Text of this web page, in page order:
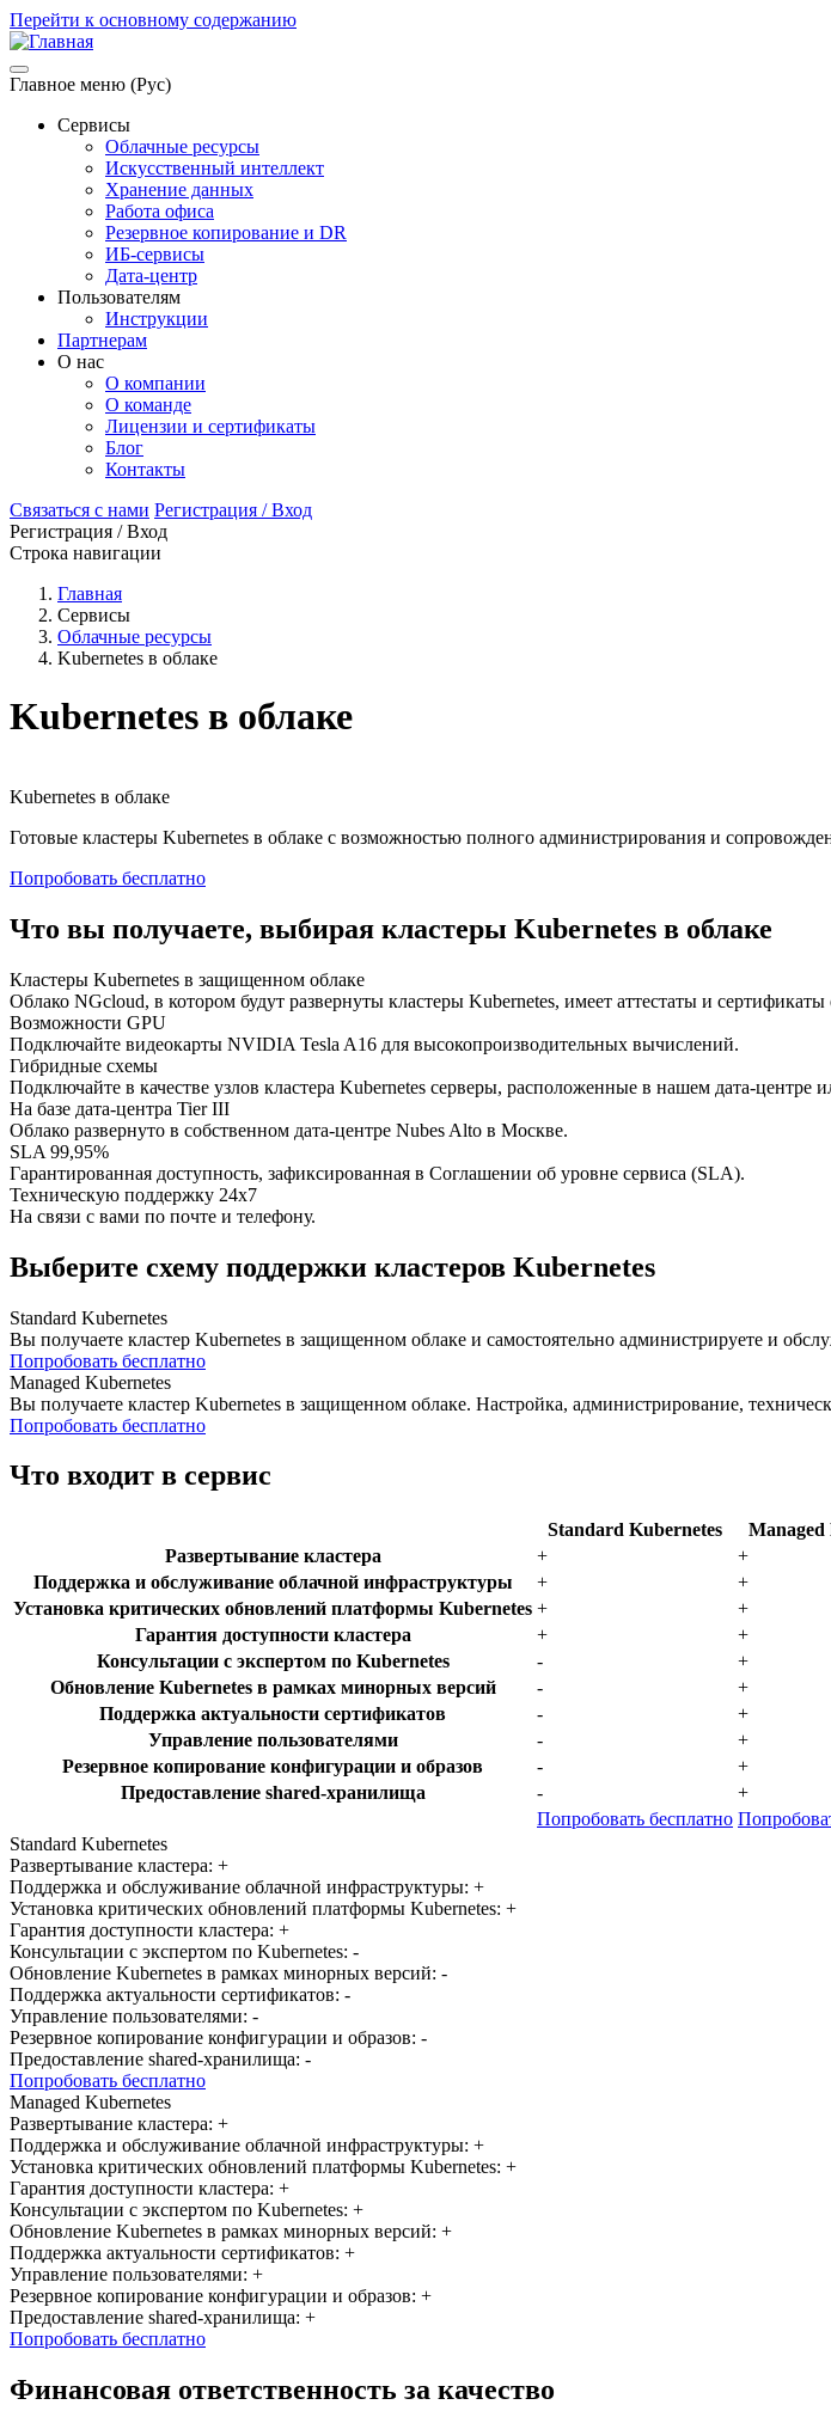
Перейти к основному содержанию
Главное меню (Рус)
Сервисы
Облачные ресурсы
Искусственный интеллект
Хранение данных
Работа офиса
Резервное копирование и DR
ИБ-сервисы
Дата-центр
Пользователям
Инструкции
Партнерам
О нас
О компании
О команде
Лицензии и сертификаты
Блог
Контакты
Связаться с нами Регистрация / Вход
Регистрация / Вход
Строка навигации
Главная
Сервисы
Облачные ресурсы
Kubernetes в облаке
Kubernetes в облаке
Kubernetes в облаке
Готовые кластеры Kubernetes в облаке с возможностью полного администрирования и
Попробовать бесплатно
Что вы получаете, выбирая кластеры Kubernetes в облаке
Кластеры Kubernetes в защищенном облаке
Облако NGcloud, в котором будут развернуты кластеры Kubernetes, имеет аттестаты и
Возможности GPU
Подключайте видеокарты NVIDIA Tesla A16 для высокопроизводительных вычислений.
Гибридные схемы
Подключайте в качестве узлов кластера Kubernetes серверы, расположенные в нашем дата-центре
На базе дата-центра Tier III
Облако развернуто в собственном дата-центре Nubes Alto в Москве.
SLA 99,95%
Гарантированная доступность, зафиксированная в Соглашении об уровне сервиса (SLA).
Техническую поддержку 24х7
На связи с вами по почте и телефону.
Выберите схему поддержки кластеров Kubernetes
Standard Kubernetes
Вы получаете кластер Kubernetes в защищенном облаке и самостоятельно администрируете и
Попробовать бесплатно
Managed Kubernetes
Вы получаете кластер Kubernetes в защищенном облаке. Настройка, администрирование,
Попробовать бесплатно
Что входит в сервис
Standard Kubernetes
Managed
Развертывание кластера
+
+
Поддержка и обслуживание облачной инфраструктуры
+
+
Установка критических обновлений платформы Kubernetes +
+
Гарантия доступности кластера
+
+
Консультации с экспертом по Kubernetes
-
+
Обновление Kubernetes в рамках минорных версий
-
+
Поддержка актуальности сертификатов
-
+
Управление пользователями
-
+
Резервное копирование конфигурации и образов
-
+
Предоставление shared-хранилища
-
+
Попробовать бесплатно
Standard Kubernetes
Развертывание кластера: +
Поддержка и обслуживание облачной инфраструктуры: +
Установка критических обновлений платформы Kubernetes: +
Гарантия доступности кластера: +
Консультации с экспертом по Kubernetes: -
Обновление Kubernetes в рамках минорных версий: -
Поддержка актуальности сертификатов: -
Управление пользователями: -
Резервное копирование конфигурации и образов: -
Предоставление shared-хранилища: -
Попробовать бесплатно
Managed Kubernetes
Развертывание кластера: +
Поддержка и обслуживание облачной инфраструктуры: +
Установка критических обновлений платформы Kubernetes: +
Гарантия доступности кластера: +
Консультации с экспертом по Kubernetes: +
Обновление Kubernetes в рамках минорных версий: +
Поддержка актуальности сертификатов: +
Управление пользователями: +
Резервное копирование конфигурации и образов: +
Предоставление shared-хранилища: +
Попробовать бесплатно
Финансовая ответственность за качество